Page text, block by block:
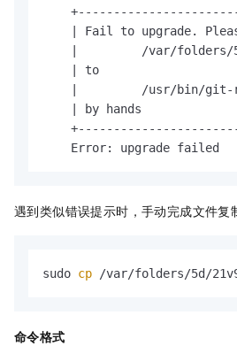
| Fail to upgrade.
|         /var/
| to
|         /usr/bin/
| by hands
    Error: upgrade failed
遇到类似错误提示时，手动完成文件复
sudo cp /var/folders/5d/
命令格式